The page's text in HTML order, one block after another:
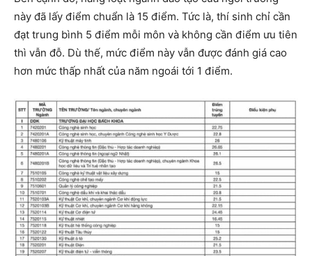
này đã lấy điểm chuẩn là 15 điểm. Tức là, thí sinh chỉ cần
đạt trung bình 5 điểm mỗi môn và không cần điểm ưu tiên
thì vẫn đỗ. Dù thế, mức điểm này vẫn được đánh giá cao
hơn mức thấp nhất của năm ngoái tới 1 điểm.